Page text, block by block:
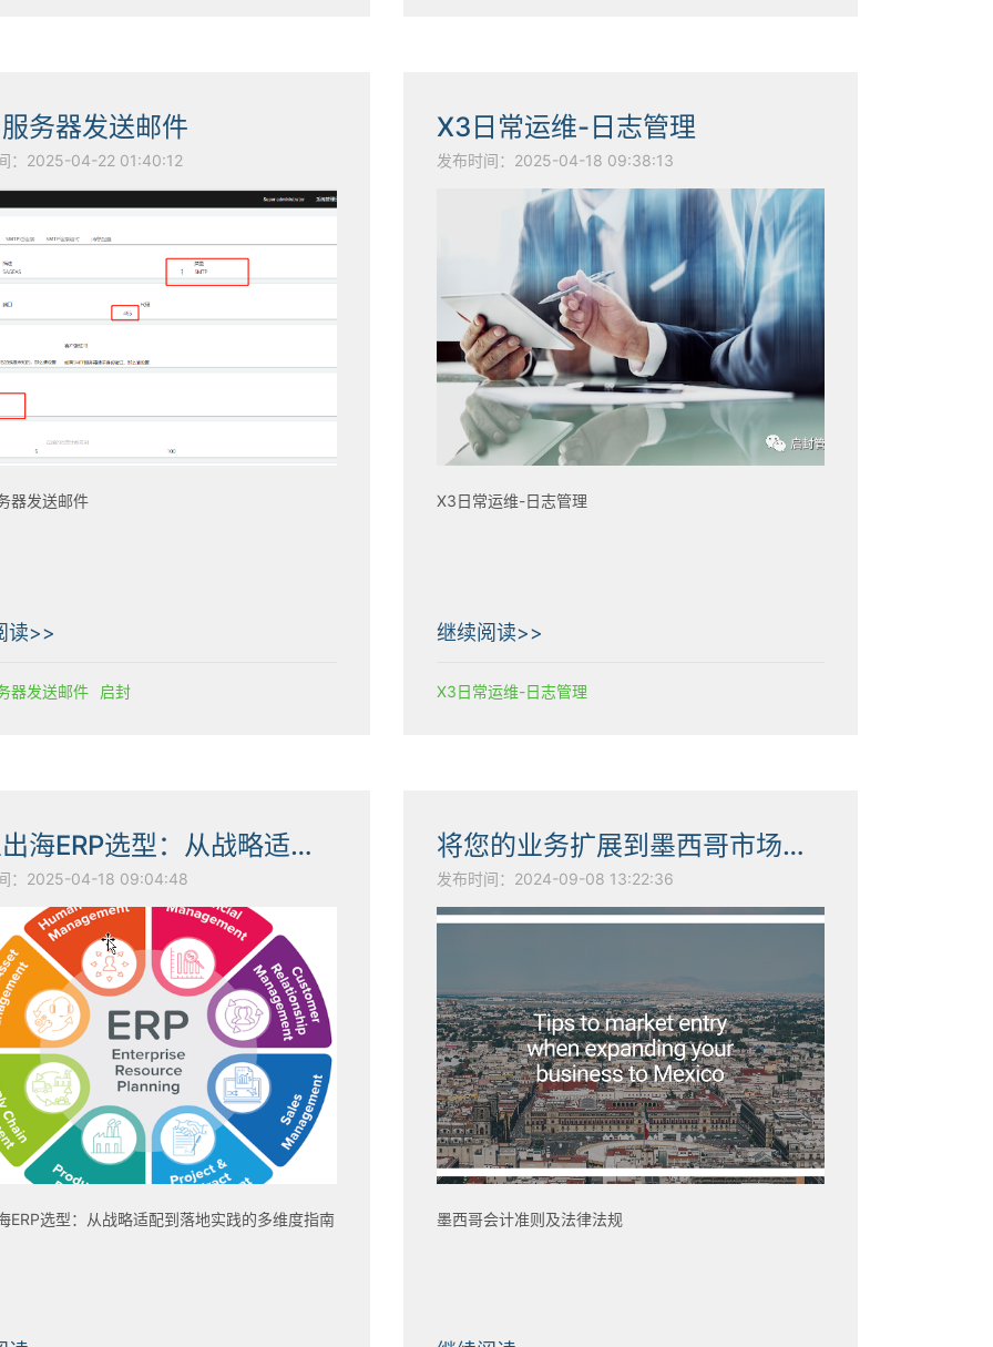
务器发送邮件
：2025-04-22 01:40:12
器发送邮件
读>>
器发送邮件 启封
X3日常运维-日志管理
发布时间：2025-04-18 09:38:13
X3日常运维-日志管理
继续阅读>>
X3日常运维-日志管理
企业出海ERP选型：从战略适配到落地实践的多维度指南
：2025-04-18 09:04:48
ERP选型：从战略适配到落地实践的多维度指南
将您的业务扩展到墨西哥市场的注意事项
发布时间：2024-09-08 13:22:36
墨西哥会计准则及法律法规